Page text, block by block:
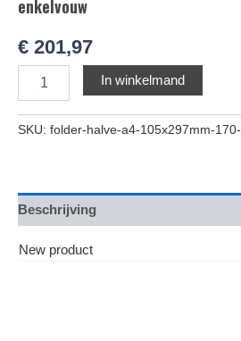
enkelvouw
€ 201,97
In winkelmand
SKU: folder-halve-a4-105x297mm-
Beschrijving
New product